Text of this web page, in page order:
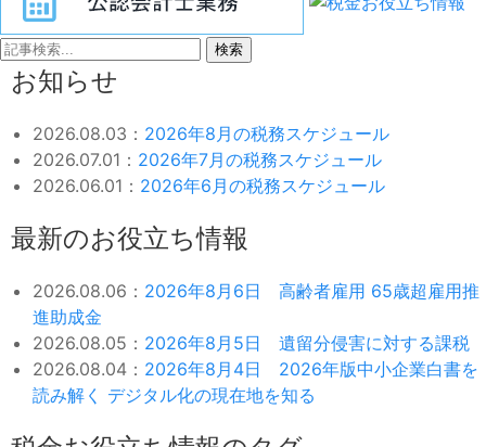
検索
お知らせ
2026.08.03： 2026年8月の税務スケジュール
2026.07.01： 2026年7月の税務スケジュール
2026.06.01： 2026年6月の税務スケジュール
最新のお役立ち情報
2026.08.06： 2026年8月6日 高齢者雇用 65歳超雇用推
進助成金
2026.08.05： 2026年8月5日 遺留分侵害に対する課税
2026.08.04： 2026年8月4日 2026年版中小企業白書を
読み解く デジタル化の現在地を知る